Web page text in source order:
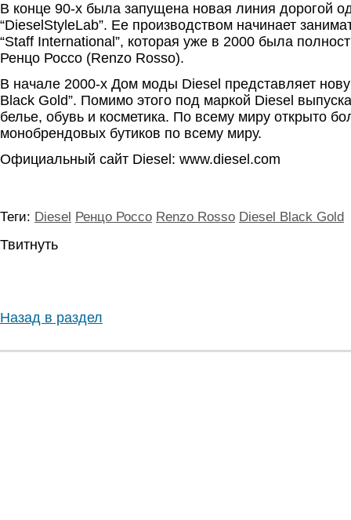
В конце 90-х была запущена новая линия дорогой
“DieselStyleLab”. Ее производством начинает
“Staff International”, которая уже в 2000 была
Ренцо Россо (Renzo Rosso).
В начале 2000-х Дом моды Diesel представляет
Black Gold”. Помимо этого под маркой Diesel
белье, обувь и косметика. По всему миру открыто
монобрендовых бутиков по всему миру.
Официальный сайт Diesel: www.diesel.com
Теги: Diesel Ренцо Россо Renzo Rosso Diesel Black Gold
Твитнуть
Назад в раздел